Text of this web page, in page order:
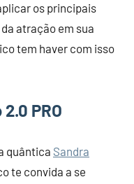
os principais
atração em sua
tem haver com isso
PRO
quântica Sandra
te convida a se